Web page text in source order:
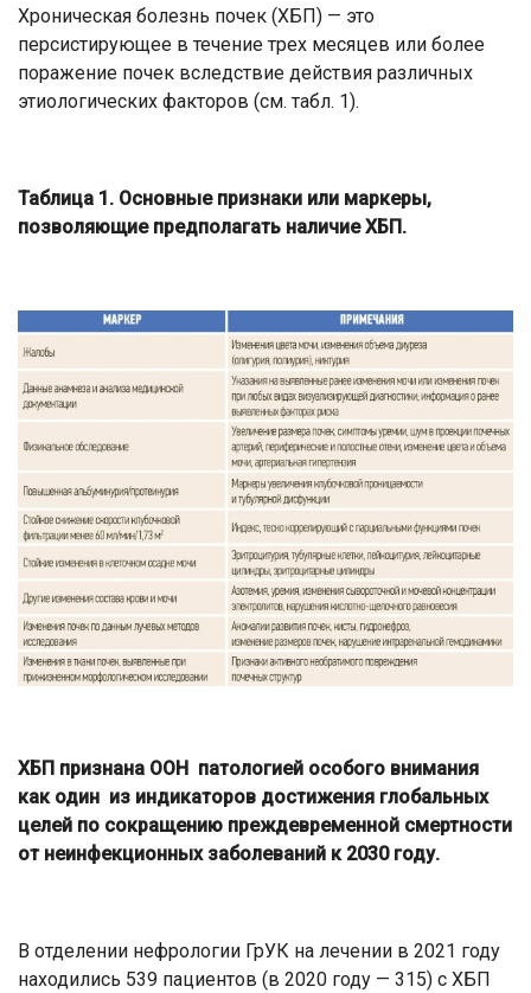
Хроническая болезнь почек (ХБП) — это
персистирующее в течение трех месяцев или более
поражение почек вследствие действия различных
этиологических факторов (см. табл. 1).
Таблица 1. Основные признаки или маркеры,
позволяющие предполагать наличие ХБП.
ХБП признана ООН патологией особого внимания
как один из индикаторов достижения глобальных
целей по сокращению преждевременной смертности
от неинфекционных заболеваний к 2030 году.
В отделении нефрологии ГрУК на лечении в 2021 году
находились 539 пациентов (в 2020 году — 315) с ХБП